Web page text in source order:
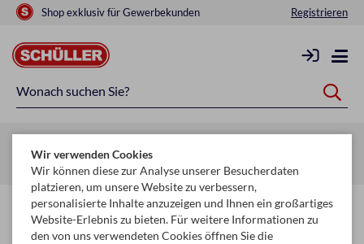
Shop exklusiv für Gewerbekunden Registrieren
Glückwunschkarten Kollektion
Matura & Sponsion
Matura & Sponsion
Wir verwenden Cookies
Wir können diese zur Analyse unserer Besucherdaten
platzieren, um unsere Website zu verbessern,
personalisierte Inhalte anzuzeigen und Ihnen ein großartiges
Website-Erlebnis zu bieten. Für weitere Informationen zu
den von uns verwendeten Cookies öffnen Sie die